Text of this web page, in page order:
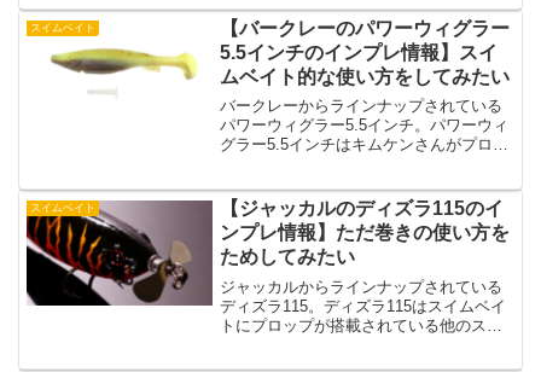
ように魚を引きつける存在のようです。
いったいオサカ...
スイムベイト
【バークレーのパワーウィグラー
5.5インチのインプレ情報】スイ
ムベイト的な使い方をしてみたい
バークレーからラインナップされている
パワーウィグラー5.5インチ。パワーウィ
グラー5.5インチはキムケンさんがプロデ
ウィグラー5.5インチはどんな特徴のある
ワームなので...
スイムベイト
【ジャッカルのディズラ115のイ
ンプレ情報】ただ巻きの使い方を
ためしてみたい
ジャッカルからラインナップされている
ディズラ115。ディズラ115はスイムベイ
トにプロップが搭載されている他のスイ